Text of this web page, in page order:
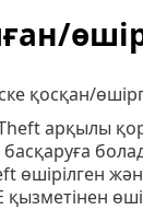
қосқан/
арқылы
өшірілген